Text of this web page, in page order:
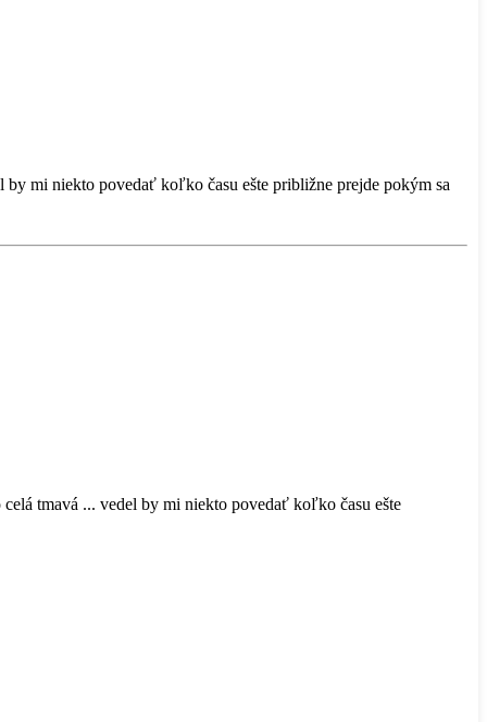
by mi niekto povedať koľko času ešte približne prejde pokým sa
tmavá ... vedel by mi niekto povedať koľko času ešte